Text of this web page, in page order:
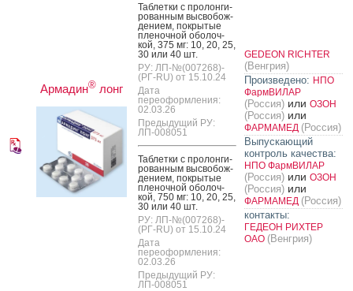
Армадин®лонг
Таб­летки с про­лон­ги­
рован­ным выс­во­бож­
де­ни­ем, пок­ры­тые
пле­ноч­ной обо­лоч­
кой, 375 мг: 10, 20, 25,
30 или 40 шт.
РУ: ЛП-№(007268)-
(РГ-RU) от 15.10.24
Дата
переоформления:
02.03.26
Предыдущий РУ:
ЛП-008051
Таб­летки с про­лон­ги­
рован­ным выс­во­бож­
де­ни­ем, пок­ры­тые
пле­ноч­ной обо­лоч­
кой, 750 мг: 10, 20, 25,
30 или 40 шт.
РУ: ЛП-№(007268)-
(РГ-RU) от 15.10.24
Дата
переоформления:
02.03.26
Предыдущий РУ:
ЛП-008051
GEDEON RICHTER
(Венгрия)
Произведено: НПО
ФармВИЛАР
(Россия) или ОЗОН
(Россия) или
ФАРМАМЕД (Россия)
Выпускающий
контроль качества:
НПО ФармВИЛАР
(Россия) или ОЗОН
(Россия) или
ФАРМАМЕД (Россия)
контакты:
ГЕДЕОН РИХТЕР
ОАО (Венгрия)